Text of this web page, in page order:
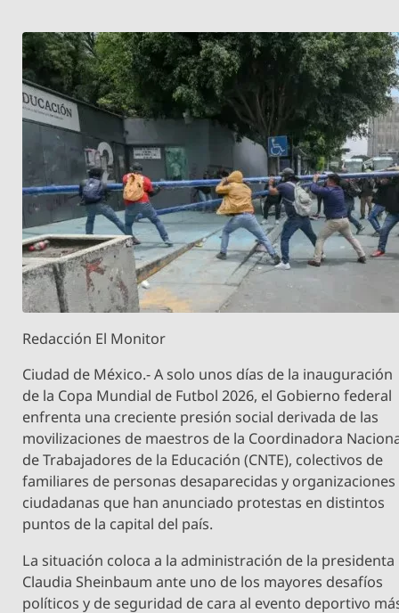
Redacción El Monitor
Ciudad de México.- A solo unos días de la inauguración
de la Copa Mundial de Futbol 2026, el Gobierno federal
enfrenta una creciente presión social derivada de las
movilizaciones de maestros de la Coordinadora
de Trabajadores de la Educación (CNTE), colectivos de
familiares de personas desaparecidas y organizaciones
ciudadanas que han anunciado protestas en distintos
puntos de la capital del país.
La situación coloca a la administración de la presidenta
Claudia Sheinbaum ante uno de los mayores desafíos
políticos y de seguridad de cara al evento deportivo